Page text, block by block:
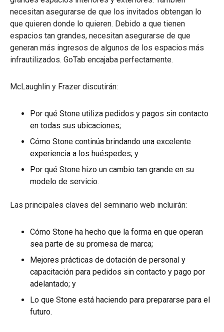
necesitan asegurarse de que los invitados obtengan lo
que quieren donde lo quieren. Debido a que tienen
espacios tan grandes, necesitan asegurarse de que
generan más ingresos de algunos de los espacios más
infrautilizados. GoTab encajaba perfectamente.
McLaughlin y Frazer discutirán:
Por qué Stone utiliza pedidos y pagos sin contacto
en todas sus ubicaciones;
Cómo Stone continúa brindando una excelente
experiencia a los huéspedes; y
Por qué Stone hizo un cambio tan grande en su
modelo de servicio.
Las principales claves del seminario web incluirán:
Cómo Stone ha hecho que la forma en que operan
sea parte de su promesa de marca;
Mejores prácticas de dotación de personal y
capacitación para pedidos sin contacto y pago por
adelantado; y
Lo que Stone está haciendo para prepararse para el
futuro.